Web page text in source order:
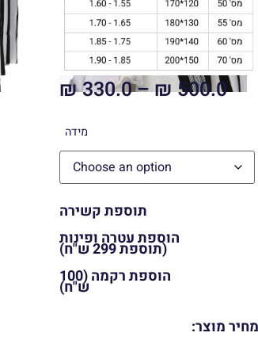
₪330.0–₪500.0
מידה
תוספת קשירה
הוספת עטרה ופינות
(תוספת 299 ש"ח)
הוספת רקמה (100
ש"ח)
מחיר מוצר: